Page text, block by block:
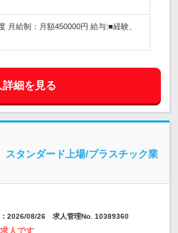
月給制：月額450000円 給与:■経験、
詳細を見る
スタンダード上場/プラスチック業
2026/08/26 求人管理No. 10389360
人です